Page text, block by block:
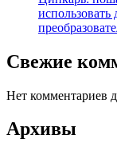
Свежие
Нет комментариев
Архивы